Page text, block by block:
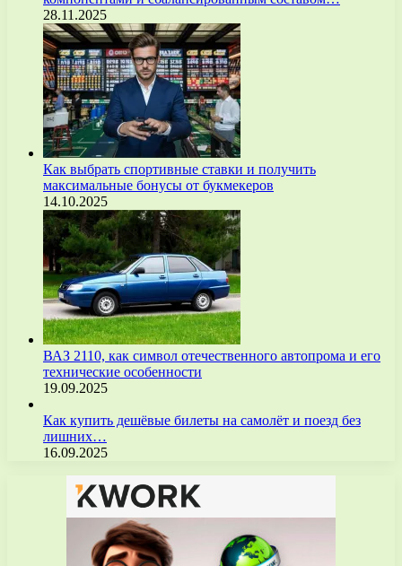
28.11.2025
Как выбрать спортивные ставки и получить
максимальные бонусы от букмекеров
14.10.2025
ВАЗ 2110, как символ отечественного автопрома и его
технические особенности
19.09.2025
Как купить дешёвые билеты на самолёт и поезд без
лишних…
16.09.2025